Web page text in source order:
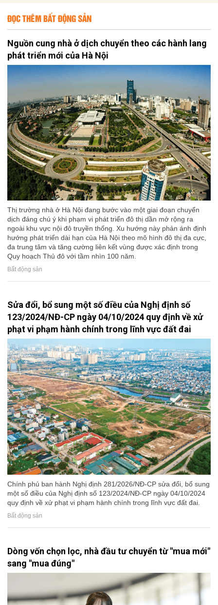
ĐỌC THÊM BẤT ĐỘNG SẢN
Nguồn cung nhà ở dịch chuyển theo các hành lang
phát triển mới của Hà Nội
Thị trường nhà ở Hà Nội đang bước vào một giai đoạn chuyển
dịch đáng chú ý khi phạm vi phát triển đô thị dần mở rộng ra
ngoài khu vực nội đô truyền thống. Xu hướng này phản ánh định
hướng phát triển dài hạn của Hà Nội theo mô hình đô thị đa cực,
đa trung tâm và tăng cường liên kết vùng được xác định trong
Quy hoạch Thủ đô với tầm nhìn 100 năm.
Bất động sản
Sửa đổi, bổ sung một số điều của Nghị định số
123/2024/NĐ-CP ngày 04/10/2024 quy định về xử
phạt vi phạm hành chính trong lĩnh vực đất đai
Chính phủ ban hành Nghị định 281/2026/NĐ-CP sửa đổi, bổ sung
một số điều của Nghị định số 123/2024/NĐ-CP ngày 04/10/2024
quy định về xử phạt vi phạm hành chính trong lĩnh vực đất đai.
Bất động sản
Dòng vốn chọn lọc, nhà đầu tư chuyển từ "mua mới"
sang "mua đúng"